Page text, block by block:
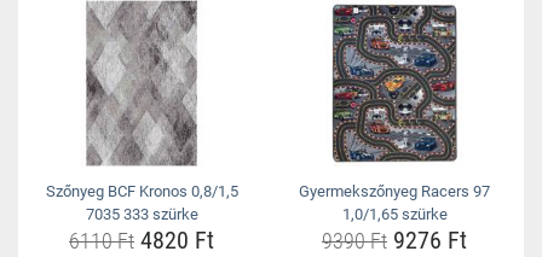
Szőnyeg BCF Kronos 0,8/1,5
7035 333 szürke
6110 Ft 4820 Ft
Gyermekszőnyeg Racers 97
1,0/1,65 szürke
9390 Ft 9276 Ft